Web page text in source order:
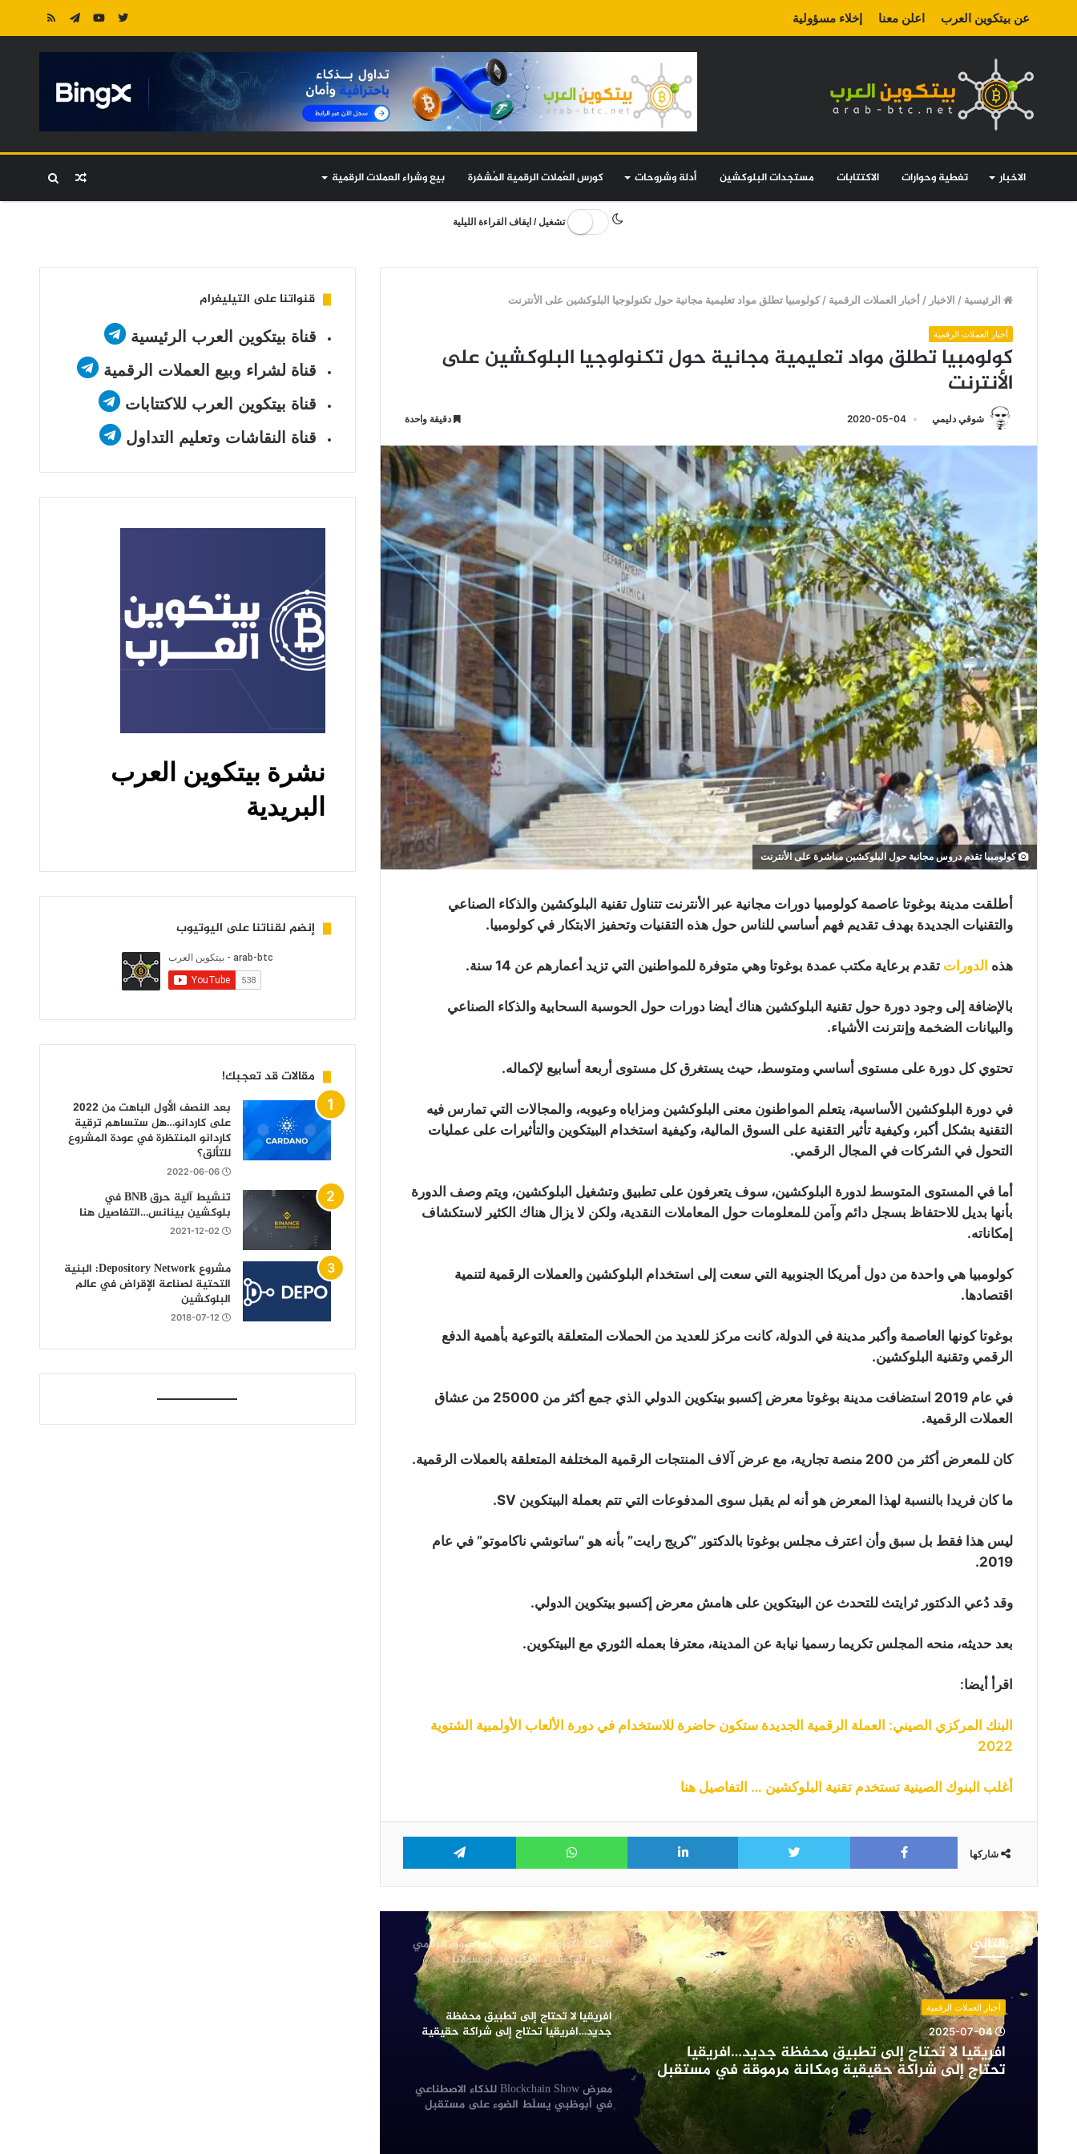
عن بيتكوين العرب اعلن معنا إخلاء مسؤولية
الاخبار تغطية وحوارات الاكتتابات مستجدات البلوكشين أدلة وشروحات كورس العُملات الرقمية المُشفرة بيع وشراء العملات الرقمية بحث مقال
تشغيل / ايقاف القراءة الليلية
الرئيسية / الاخبار / أخبار العملات الرقمية / كولومبيا تطلق مواد تعليمية مجانية حول تكنولوجيا البلوكشين على الأنترنت
أخبار العملات الرقمية
كولومبيا تطلق مواد تعليمية مجانية حول تكنولوجيا البلوكشين على
الأنترنت
شوقي دليمي 2020-05-04 دقيقة واحدة
كولومبيا تقدم دروس مجانية حول البلوكشين مباشرة على الأنترنت
أطلقت مدينة بوغوتا عاصمة كولومبيا دورات مجانية عبر الأنترنت تتناول تقنية البلوكشين والذكاء الصناعي
والتقنيات الجديدة بهدف تقديم فهم أساسي للناس حول هذه التقنيات وتحفيز الابتكار في كولومبيا.
هذه الدورات تقدم برعاية مكتب عمدة بوغوتا وهي متوفرة للمواطنين التي تزيد أعمارهم عن 14 سنة.
بالإضافة إلى وجود دورة حول تقنية البلوكشين هناك أيضا دورات حول الحوسبة السحابية والذكاء الصناعي
والبيانات الضخمة وإنترنت الأشياء.
تحتوي كل دورة على مستوى أساسي ومتوسط​​، حيث يستغرق كل مستوى أربعة أسابيع لإكماله.
في دورة البلوكشين الأساسية، يتعلم المواطنون معنى البلوكشين ومزاياه وعيوبه، والمجالات التي تمارس فيه
التقنية بشكل أكبر، وكيفية تأثير التقنية على السوق المالية، وكيفية استخدام البيتكوين والتأثيرات على عمليات
التحول في الشركات في المجال الرقمي.
أما في المستوى المتوسط لدورة البلوكشين​​، سوف يتعرفون على تطبيق وتشغيل البلوكشين، ويتم وصف الدورة
بأنها بديل للاحتفاظ بسجل دائم وآمن للمعلومات حول المعاملات النقدية، ولكن لا يزال هناك الكثير لاستكشاف
إمكاناته.
كولومبيا هي واحدة من دول أمريكا الجنوبية التي سعت إلى استخدام البلوكشين والعملات الرقمية لتنمية
اقتصادها.
بوغوتا كونها العاصمة وأكبر مدينة في الدولة، كانت مركز للعديد من الحملات المتعلقة بالتوعية بأهمية الدفع
الرقمي وتقنية البلوكشين.
في عام 2019 استضافت مدينة بوغوتا معرض إكسبو بيتكوين الدولي الذي جمع أكثر من 25000 من عشاق
العملات الرقمية.
كان للمعرض أكثر من 200 منصة تجارية، مع عرض آلاف المنتجات الرقمية المختلفة المتعلقة بالعملات الرقمية.
ما كان فريدا بالنسبة لهذا المعرض هو أنه لم يقبل سوى المدفوعات التي تتم بعملة البيتكوين SV.
ليس هذا فقط بل سبق وأن اعترف مجلس بوغوتا بالدكتور “كريج رايت” بأنه هو “ساتوشي ناكاموتو” في عام
2019.
وقد دُعي الدكتور ثرايتث للتحدث عن البيتكوين على هامش معرض إكسبو بيتكوين الدولي.
بعد حديثه، منحه المجلس تكريما رسميا نيابة عن المدينة، معترفا بعمله الثوري مع البيتكوين.
اقرأ أيضا:
البنك المركزي الصيني: العملة الرقمية الجديدة ستكون حاضرة للاستخدام في دورة الألعاب الأولمبية الشتوية
2022
أغلب البنوك الصينية تستخدم تقنية البلوكشين … التفاصيل هنا
شاركها
Facebook
Twitter
LinkedIn
WhatsApp
Telegram
التالي
افريقيا
لا
تحتاج
محفظة
أخبار العملات الرقمية
2025-07-04
افريقيا لا تحتاج إلى تطبيق محفظة جديد…افريقيا
تحتاج إلى شراكة حقيقية ومكانة مرموقة في مستقبل
الكريبتو
الابتكار الرقمي
ملتقى لقادة العملات الرقمية في 14–15
أبريل
من المخاطرة إلى الفضول: تغيّر في نظرة
على بلوكشين الإيثيريوم أو سولانا
افريقيا لا تحتاج إلى تطبيق محفظة
معرض Blockchain Show للذكاء الاصطناعي
من المخاطرة إلى الفضول: تغيّر في نظرة
مصر تجاه البلوكشين
الاتحاد الأوروبي يدرس إطلاق اليورو الرقمي
على بلوكشين الإيثيريوم أو سولانا
افريقيا لا تحتاج إلى تطبيق محفظة
جديد…افريقيا تحتاج إلى شراكة حقيقية
ومكانة مرموقة في مستقبل الكريبتو
معرض Blockchain Show للذكاء الاصطناعي
في أبوظبي يسلّط الضوء على مستقبل
قنواتنا على التيليغرام
قناة بيتكوين العرب الرئيسية
قناة لشراء وبيع العملات الرقمية
قناة بيتكوين العرب للاكتتابات
قناة النقاشات وتعليم التداول
إنضم لقناتنا على اليوتيوب
مقالات قد تعجبك!
بعد النصف الأول الباهت من 2022
على كاردانو…هل ستساهم ترقية
كاردانو المنتظرة في عودة المشروع
للتألق؟
2022-06-06
تنشيط آلية حرق BNB في
بلوكشين بينانس…التفاصيل هنا
2021-12-02
مشروع Depository Network: البنية
التحتية لصناعة الإقراض في عالم
البلوكشين
2018-07-12